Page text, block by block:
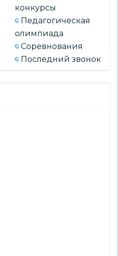
конкурсы
Педагогическая
олимпиада
Соревнования
Последний звонок